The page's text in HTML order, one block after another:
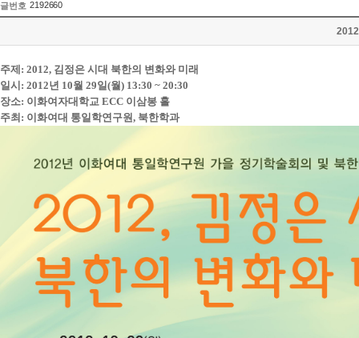
글번호 2192660
주제: 2012, 김정은 시대 북한의 변화와 미래
일시: 2012년 10월 29일(월) 13:30 ~ 20:30
장소: 이화여자대학교 ECC 이삼봉 홀
주최: 이화여대 통일학연구원, 북한학과